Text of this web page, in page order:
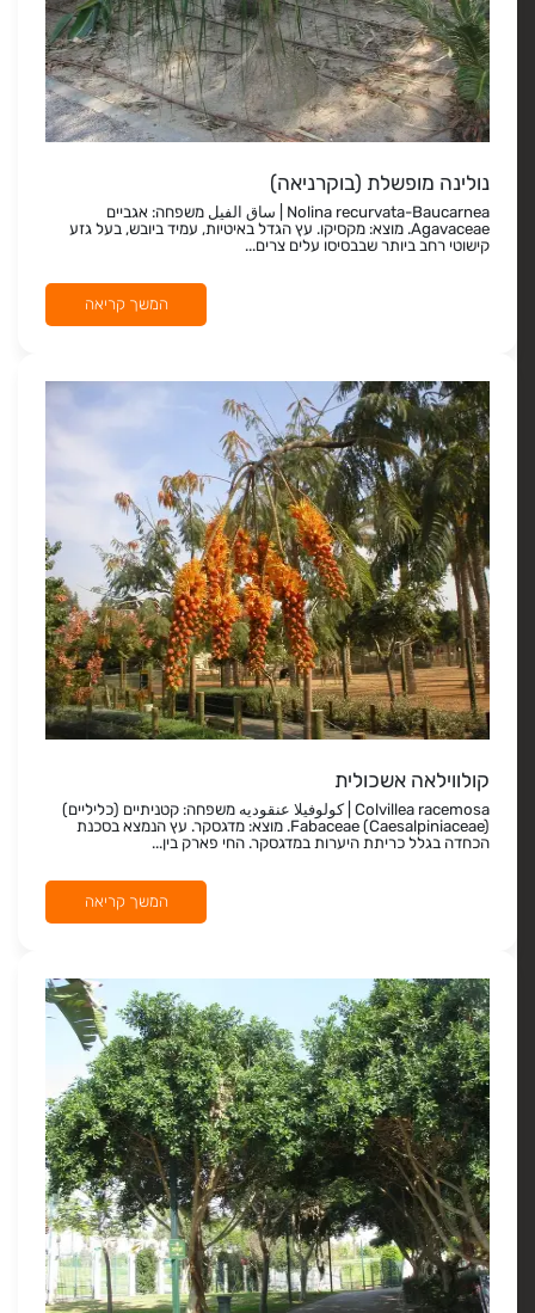
נולינה מופשלת (בוקרניאה)
Nolina recurvata-Baucarnea | ساق الفيل משפחה: אגביים
Agavaceae. מוצא: מקסיקו. עץ הגדל באיטיות, עמיד ביובש, בעל גזע
קישוטי רחב ביותר שבבסיסו עלים צרים...
המשך קריאה
קולווילאה אשכולית
Colvillea racemosa | كولوفيلا عنقوديه משפחה: קטניתיים (כליליים)
Fabaceae (Caesalpiniaceae). מוצא: מדגסקר. עץ הנמצא בסכנת
הכחדה בגלל כריתת היערות במדגסקר. החי פארק בין...
המשך קריאה